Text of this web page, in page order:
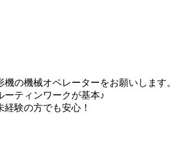
の機械オペレーターをお願いします。
ーティンワークが基本♪
験の方でも安心！